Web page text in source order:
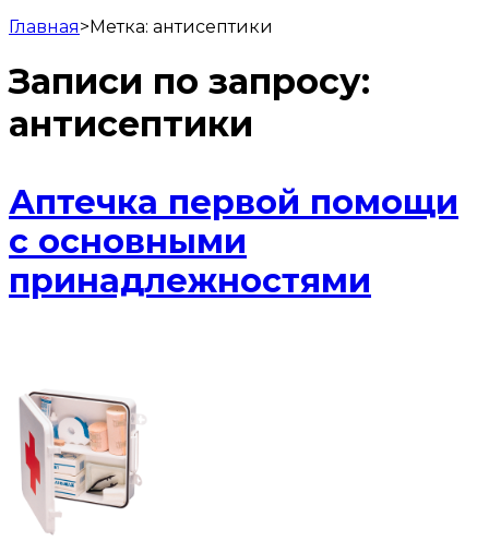
Главная>Метка: антисептики
Записи по запросу:
антисептики
Аптечка первой помощи
с основными
принадлежностями